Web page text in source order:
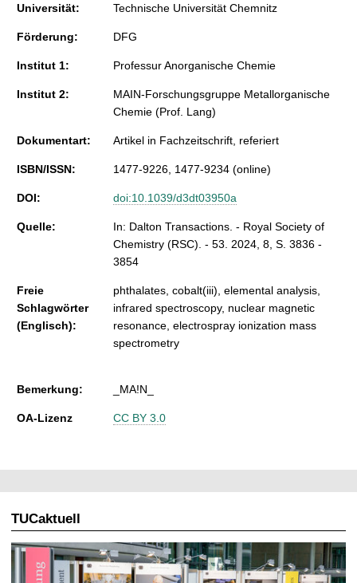
Universität: Technische Universität Chemnitz
Förderung: DFG
Institut 1: Professur Anorganische Chemie
Institut 2:
MAIN-Forschungsgruppe Metallorganische
Chemie (Prof. Lang)
Dokumentart: Artikel in Fachzeitschrift, referiert
ISBN/ISSN: 1477-9226, 1477-9234 (online)
DOI: doi:10.1039/d3dt03950a
Quelle:
In: Dalton Transactions. - Royal Society of
Chemistry (RSC). - 53. 2024, 8, S. 3836 -
3854
Freie
Schlagwörter
(Englisch):
phthalates, cobalt(iii), elemental analysis,
infrared spectroscopy, nuclear magnetic
resonance, electrospray ionization mass
spectrometry
Bemerkung: _MA!N_
OA-Lizenz CC BY 3.0
TUCaktuell